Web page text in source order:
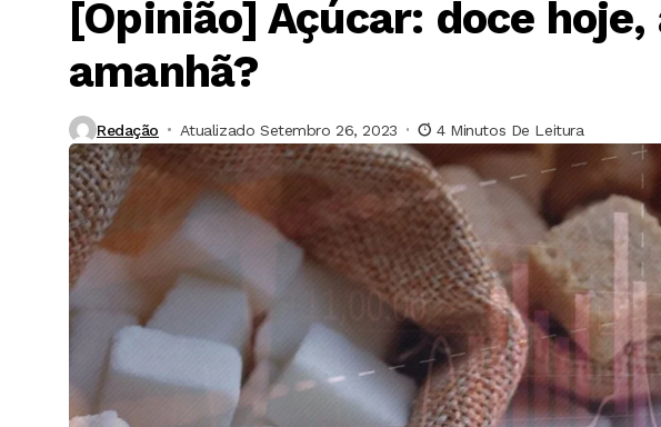
[Opinião] Açúcar: doce hoje,
amanhã?
Redação Atualizado Setembro 26, 2023 4 Minutos De Leitura